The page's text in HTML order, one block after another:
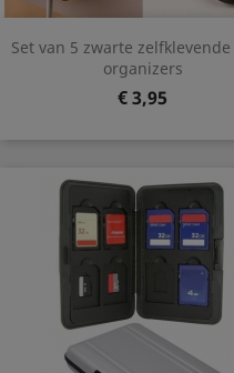
Set van 5 zwarte
organizers
Prijs
€ 3,95